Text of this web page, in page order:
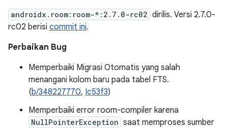
androidx.room:room-*:2.7.0-rc02 dirilis. Versi 2.7.0-
rc02 berisi commit ini.
Perbaikan Bug
Memperbaiki Migrasi Otomatis yang salah
menangani kolom baru pada tabel FTS.
(b/348227770, Ic53f3)
Memperbaiki error room-compiler karena
NullPointerException saat memproses sumber